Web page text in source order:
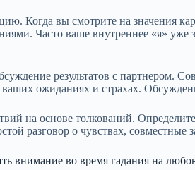
Когда вы смотрите на значения
Часто ваше внутреннее «я» уже
результатов с партнером.
ожиданиях и страхах.
на основе толкований.
разговор о чувствах, совместные
внимание во время гадания на